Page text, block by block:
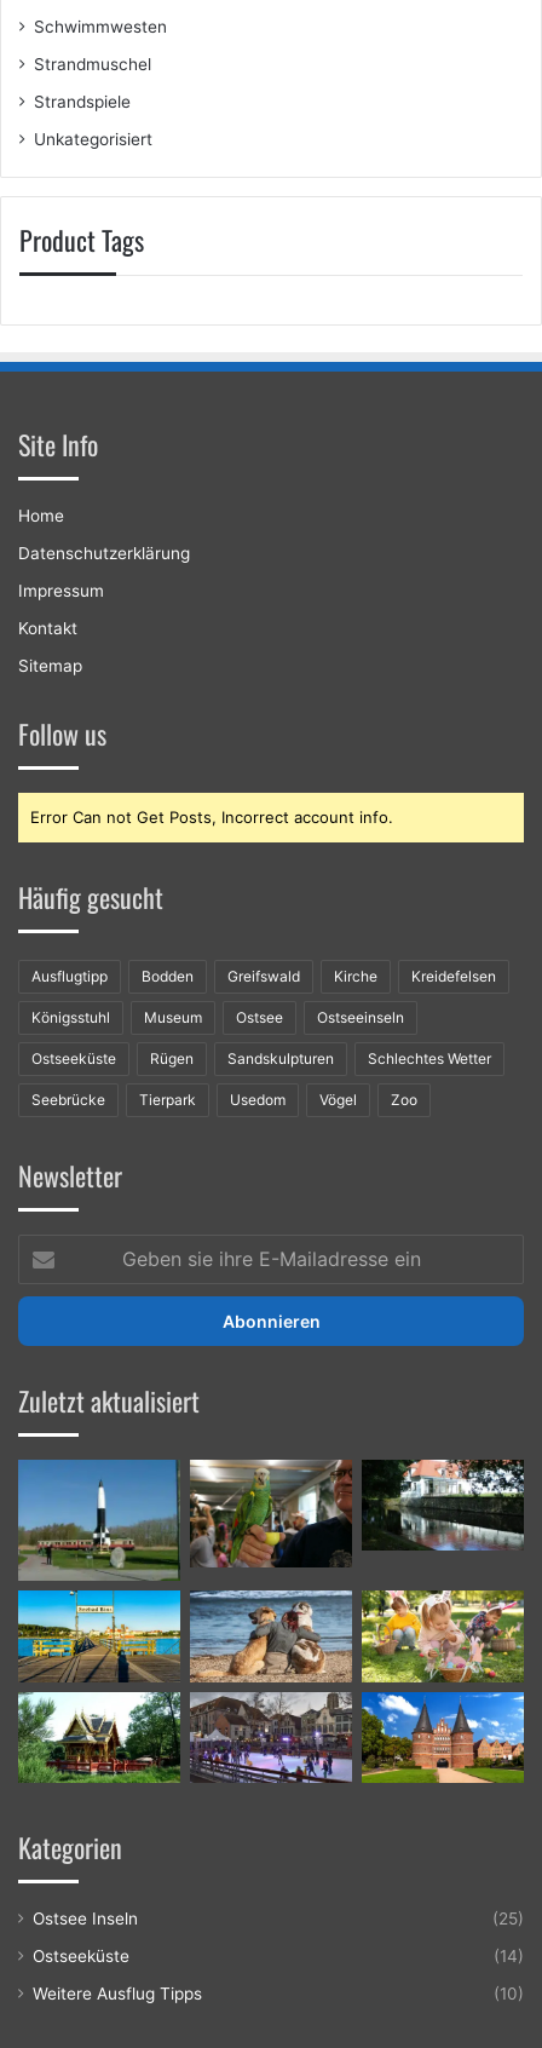
Schwimmwesten
Strandmuschel
Strandspiele
Unkategorisiert
Product Tags
Site Info
Home
Datenschutzerklärung
Impressum
Kontakt
Sitemap
Follow us
Error Can not Get Posts, Incorrect account info.
Häufig gesucht
Ausflugtipp Bodden Greifswald Kirche Kreidefelsen
Königsstuhl Museum Ostsee Ostseeinseln
Ostseeküste Rügen Sandskulpturen Schlechtes Wetter
Seebrücke Tierpark Usedom Vögel Zoo
Newsletter
sie
ihre
Mailadresse
Zuletzt aktualisiert
Kategorien
Ostsee Inseln
(25)
Ostseeküste
(14)
Weitere Ausflug Tipps
(10)